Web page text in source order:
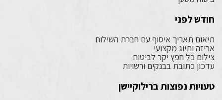
חודש לפני
תיאום תאריך איסוף עם חברת השילוח
אריזה ותיוג מקצועי
צילום כל חפץ יקר לביטוח
עדכון כתובת בבנקים ורשויות
טעויות נפוצות ברילוקיישן